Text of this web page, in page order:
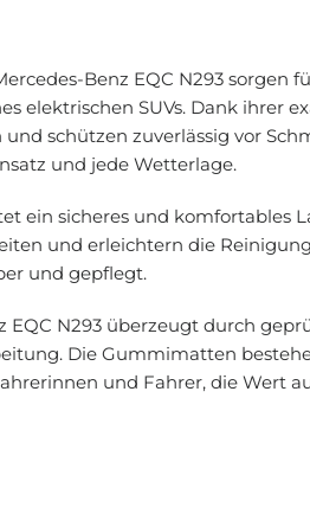
Benz EQC N293 sorgen
elektrischen SUVs. Dank ihrer
schützen zuverlässig vor
und jede Wetterlage.
ein sicheres und komfortables
und erleichtern die
und gepflegt.
EQC N293 überzeugt durch
Die Gummimatten
und Fahrer, die Wert